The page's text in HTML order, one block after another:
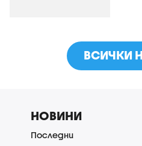
ВСИЧКИ
НОВИНИ
Последни